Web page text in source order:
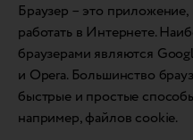
Браузер – это
работать в Интернете.
браузерами являются
и Opera. Большинство
быстрые и простые
например, файлов cookie.